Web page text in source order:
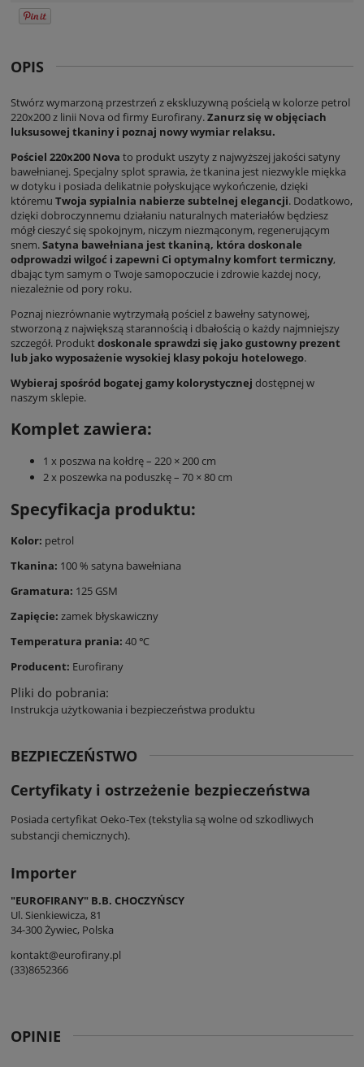
OPIS
Stwórz wymarzoną przestrzeń z ekskluzywną pościelą w kolorze petrol
220x200 z linii Nova od firmy Eurofirany. Zanurz się w objęciach
luksusowej tkaniny i poznaj nowy wymiar relaksu.
Pościel 220x200 Nova to produkt uszyty z najwyższej jakości satyny
bawełnianej. Specjalny splot sprawia, że tkanina jest niezwykle miękka
w dotyku i posiada delikatnie połyskujące wykończenie, dzięki
któremu Twoja sypialnia nabierze subtelnej elegancji. Dodatkowo,
dzięki dobroczynnemu działaniu naturalnych materiałów będziesz
mógł cieszyć się spokojnym, niczym niezmąconym, regenerującym
snem. Satyna bawełniana jest tkaniną, która doskonale
odprowadzi wilgoć i zapewni Ci optymalny komfort termiczny,
dbając tym samym o Twoje samopoczucie i zdrowie każdej nocy,
niezależnie od pory roku.
Poznaj niezrównanie wytrzymałą pościel z bawełny satynowej,
stworzoną z największą starannością i dbałością o każdy najmniejszy
szczegół. Produktdoskonale sprawdzi się jako gustowny prezent
lub jako wyposażenie wysokiej klasy pokoju hotelowego.
Wybieraj spośród bogatej gamy kolorystycznej dostępnej w
naszym sklepie.
Komplet zawiera:
1 x poszwa na kołdrę – 220 × 200 cm
2 x poszewka na poduszkę – 70 × 80 cm
Specyfikacja produktu:
Kolor: petrol
Tkanina: 100 % satyna bawełniana
Gramatura: 125 GSM
Zapięcie: zamek błyskawiczny
Temperatura prania: 40 ℃
Producent: Eurofirany
Pliki do pobrania:
Instrukcja użytkowania i bezpieczeństwa produktu
BEZPIECZEŃSTWO
Certyfikaty i ostrzeżenie bezpieczeństwa
Posiada certyfikat Oeko-Tex (tekstylia są wolne od szkodliwych
substancji chemicznych).
Importer
"EUROFIRANY" B.B. CHOCZYŃSCY
Ul. Sienkiewicza, 81
34-300 Żywiec, Polska
kontakt@eurofirany.pl
(33)8652366
OPINIE